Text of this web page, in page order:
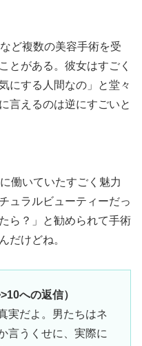
ど複数の美容手術を受
とがある。彼女はすごく
にする人間なの」と堂々
言えるのは逆にすごいと
働いていたすごく魅力
ュラルビューティーだっ
ら？」と勧められて手術
だけどね。
への返信）
実だよ。男たちはネ
言うくせに、実際に